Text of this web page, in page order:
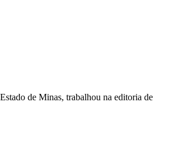
de Minas, trabalhou na editoria de